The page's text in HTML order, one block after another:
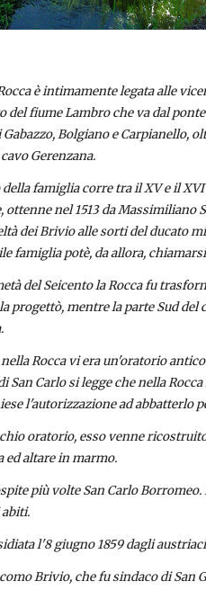
è intimamente legata alle
del fiume Lambro che va dal
Gabazzo, Bolgiano e Carpianello,
Gerenzana.
famiglia corre tra il XV e il
ottenne nel 1513 da
dei Brivio alle sorti del ducato
famiglia potè, da allora,
del Seicento la Rocca fu
progettò, mentre la parte Sud
nella Rocca vi era un'oratorio
San Carlo si legge che nella
l'autorizzazione ad abbatterlo
oratorio, esso venne
ed altare in marmo.
più volte San Carlo
abiti.
l'8 giugno 1859 dagli
Brivio, che fu sindaco di San